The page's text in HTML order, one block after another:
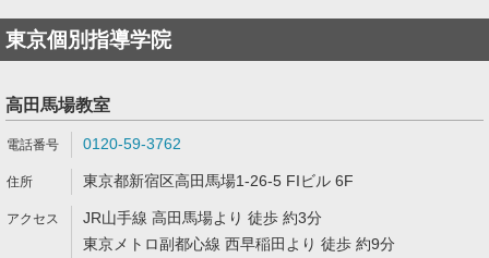
東京個別指導学院
高田馬場教室
0120-59-3762
東京都新宿区高田馬場1-26-5 FIビル 6F
JR山手線 高田馬場より 徒歩 約3分
東京メトロ副都心線 西早稲田より 徒歩 約9分